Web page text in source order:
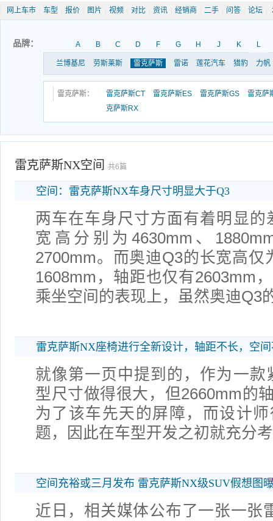
网上车市 车型 报价 图片 视频 对比 资讯 经销商 二手 问答 论坛
品牌： A B C D F G H J K L
兰博基尼 劳斯莱斯 雷克萨斯 雷诺 莲花汽车 猎豹 力帆
雷克萨斯： 雷克萨斯CT 雷克萨斯ES 雷克萨斯GS
雷克萨
克萨斯RX
雷克萨斯NX空间 共6篇
空间：雷克萨斯NX车身尺寸明显大于Q3
两车在车身尺寸方面有着明显
宽高分别为4630mm、
2700mm。而奥迪Q3的长宽高仅
1608mm，轴距也仅有2603mm
乘坐空间的表现上，虽然奥迪Q3
雷克萨斯NX座椅进行全新设计，轴距不长，空
就像第一页中提到的，作为一款
型尺寸做得很大，但2660mm的
为了该车先天的屏障，而设计
题，因此在车型开发之初就充分
空间充裕或三月发布 雷克萨斯NX级SUV假想图
近日，相关媒体公布了一张一张